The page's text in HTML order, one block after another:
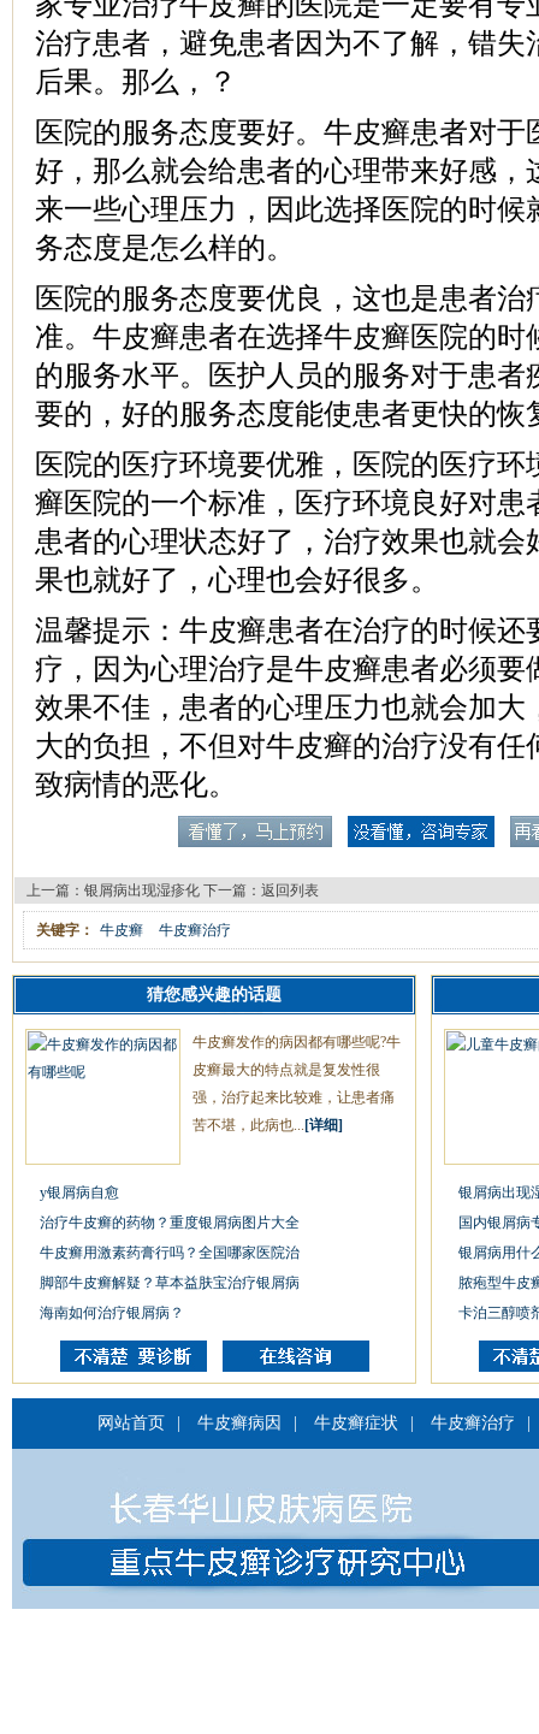
治疗患者，避免患者因为不了解，错失
后果。那么，？
医院的服务态度要好。牛皮癣患者对于
好，那么就会给患者的心理带来好感，
来一些心理压力，因此选择医院的时候
务态度是怎么样的。
医院的服务态度要优良，这也是患者治
准。牛皮癣患者在选择牛皮癣医院的时
的服务水平。医护人员的服务对于患者
要的，好的服务态度能使患者更快的恢
医院的医疗环境要优雅，医院的医疗环
癣医院的一个标准，医疗环境良好对患
患者的心理状态好了，治疗效果也就会
果也就好了，心理也会好很多。
温馨提示：牛皮癣患者在治疗的时候还
疗，因为心理治疗是牛皮癣患者必须要
效果不佳，患者的心理压力也就会加大
大的负担，不但对牛皮癣的治疗没有任
致病情的恶化。
上一篇： 银屑病出现湿疹化 下一篇： 返回列表
关键字： 牛皮癣 牛皮癣治疗
猜您感兴趣的话题
牛皮癣发作的病因都有哪些呢?牛
皮癣最大的特点就是复发性很
强，治疗起来比较难，让患者痛
苦不堪，此病也... [详细]
y银屑病自愈
治疗牛皮癣的药物？重度银屑病图片大全
牛皮癣用激素药膏行吗？全国哪家医院治
脚部牛皮癣解疑？草本益肤宝治疗银屑病
海南如何治疗银屑病？
银屑病出现
国内银屑病
银屑病用什
脓疱型牛皮
卡泊三醇喷
网站首页 牛皮癣病因 牛皮癣症状 牛皮癣治疗